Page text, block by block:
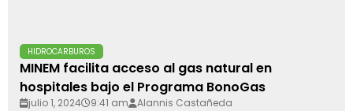
HIDROCARBUROS
MINEM facilita acceso al gas natural en
hospitales bajo el Programa BonoGas
julio 1, 2024 9:41 am Alannis Castañeda